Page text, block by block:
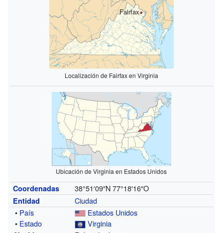
Fairfax
Localización de Fairfax en Virginia
Ubicación de Virginia en Estados Unidos
Coordenadas 38°51′09″N 77°18′16″O
Entidad
Ciudad
• País
Estados Unidos
• Estado Virginia